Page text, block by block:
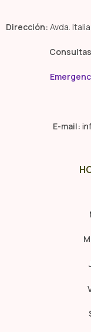
Dirección: Avda.
E-mail: